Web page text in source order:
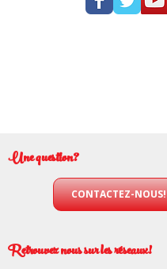
Une question?
CONTACTEZ-NOUS!
Retrouvez nous sur les réseaux!